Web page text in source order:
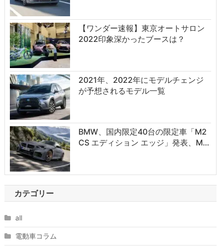
【ワンダー速報】東京オートサロン
2022印象深かったブースは？
2021年、2022年にモデルチェンジ
が予想されるモデル一覧
BMW、国内限定40台の限定車「M2
CS エディション エッジ」発表、M…
カテゴリー
all
電動車コラム